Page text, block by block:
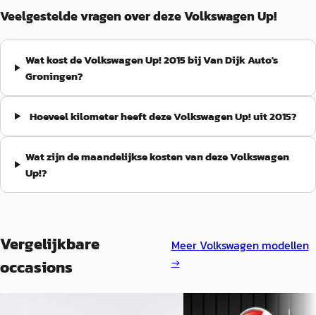
Veelgestelde vragen over deze Volkswagen Up!
Wat kost de Volkswagen Up! 2015 bij Van Dijk Auto's
Groningen?
Hoeveel kilometer heeft deze Volkswagen Up! uit 2015?
Wat zijn de maandelijkse kosten van deze Volkswagen
Up!?
Vergelijkbare
occasions
MeerVolkswagenmodellen
→